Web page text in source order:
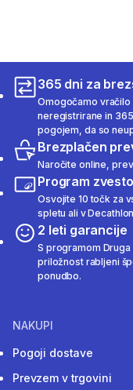
365 dni za
Omogočamo vračilo
neregistrirane in
pogojem, da so
Brezplačen
Naročite online,
Program
Osvojite 10 točk za
spletu ali v
2 leti garancije
S programom
priložnost rabljeni
ponudbo.
NAKUPI
Pogoji dostave
Prevzem v trgovini